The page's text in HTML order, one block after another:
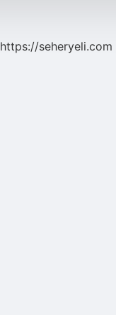
https://seheryeli.com